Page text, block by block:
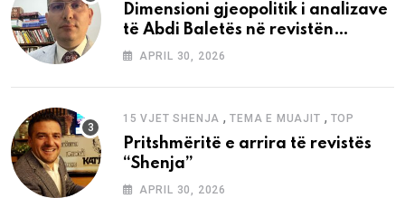
Dimensioni gjeopolitik i analizave
të Abdi Baletës në revistën
“Shenja”
APRIL 30, 2026
15 VJET SHENJA ,TEMA E MUAJIT , TOP
Pritshmëritë e arrira të revistës
“Shenja”
APRIL 30, 2026